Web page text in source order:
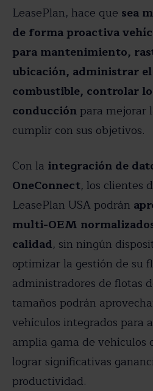
LeasePlan, hace que sea
de forma proactiva
para mantenimiento,
ubicación, administrar
combustible, controlar
conducción para mejorar
cumplir con sus objetivos.
Con la integración de
OneConnect, los clientes
LeasePlan USA podrán
multi-OEM
calidad, sin ningún
optimizar la gestión de su
administradores de flotas
tamaños podrán
vehículos integrados para
amplia gama de vehículos
lograr significativas
productividad.